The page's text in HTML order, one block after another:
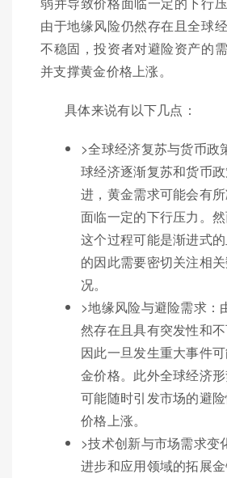
由于地缘风险仍然存在且全球
不稳固，投资者对避险资产的
并支撑黄金价格上涨。
具体来说有以下几点：
>全球经济复苏与货币政
球经济逐渐复苏和货币
进，黄金需求可能会有
面临一定的下行压力。
这个过程可能是渐进式
的因此需要密切关注相
况。
>地缘风险与避险需求：
然存在且具有突发性和
因此一旦发生重大事件
金价格。此外全球经济
可能随时引发市场的避
价格上涨。
>技术创新与市场需求变
进步和应用领域的拓展